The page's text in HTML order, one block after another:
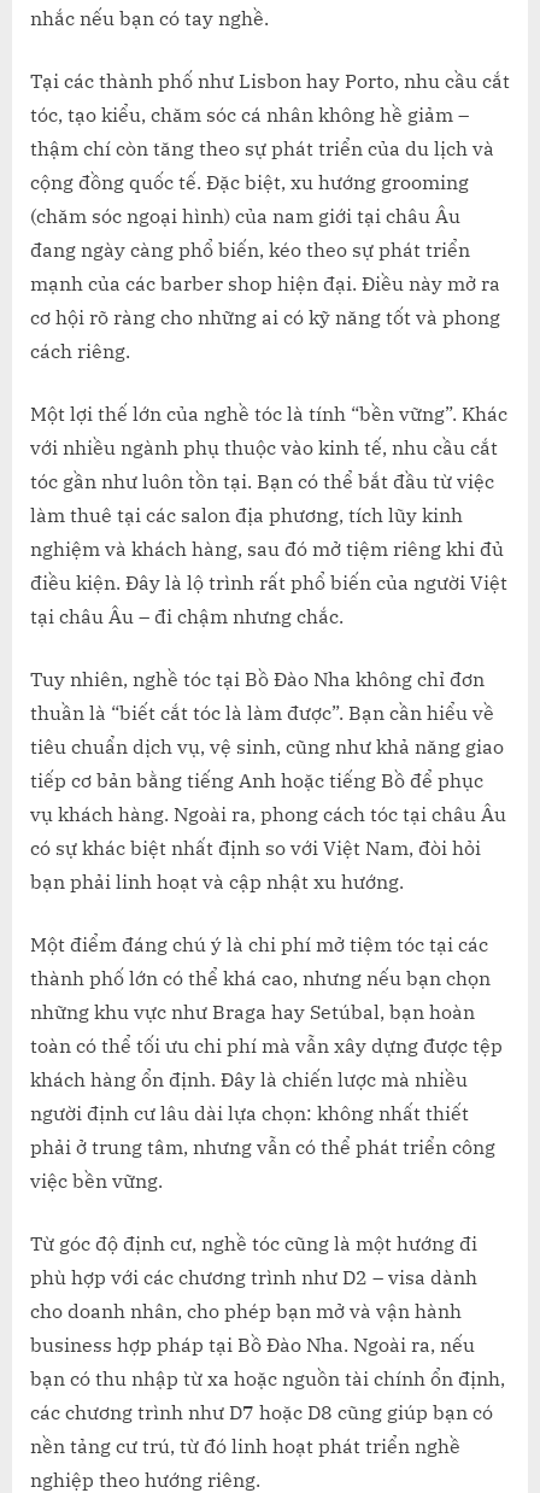
nhắc nếu bạn có tay nghề.
Tại các thành phố như Lisbon hay Porto, nhu cầu cắt
tóc, tạo kiểu, chăm sóc cá nhân không hề giảm –
thậm chí còn tăng theo sự phát triển của du lịch và
cộng đồng quốc tế. Đặc biệt, xu hướng grooming
(chăm sóc ngoại hình) của nam giới tại châu Âu
đang ngày càng phổ biến, kéo theo sự phát triển
mạnh của các barber shop hiện đại. Điều này mở ra
cơ hội rõ ràng cho những ai có kỹ năng tốt và phong
cách riêng.
Một lợi thế lớn của nghề tóc là tính “bền vững”. Khác
với nhiều ngành phụ thuộc vào kinh tế, nhu cầu cắt
tóc gần như luôn tồn tại. Bạn có thể bắt đầu từ việc
làm thuê tại các salon địa phương, tích lũy kinh
nghiệm và khách hàng, sau đó mở tiệm riêng khi đủ
điều kiện. Đây là lộ trình rất phổ biến của người Việt
tại châu Âu – đi chậm nhưng chắc.
Tuy nhiên, nghề tóc tại Bồ Đào Nha không chỉ đơn
thuần là “biết cắt tóc là làm được”. Bạn cần hiểu về
tiêu chuẩn dịch vụ, vệ sinh, cũng như khả năng giao
tiếp cơ bản bằng tiếng Anh hoặc tiếng Bồ để phục
vụ khách hàng. Ngoài ra, phong cách tóc tại châu Âu
có sự khác biệt nhất định so với Việt Nam, đòi hỏi
bạn phải linh hoạt và cập nhật xu hướng.
Một điểm đáng chú ý là chi phí mở tiệm tóc tại các
thành phố lớn có thể khá cao, nhưng nếu bạn chọn
những khu vực như Braga hay Setúbal, bạn hoàn
toàn có thể tối ưu chi phí mà vẫn xây dựng được tệp
khách hàng ổn định. Đây là chiến lược mà nhiều
người định cư lâu dài lựa chọn: không nhất thiết
phải ở trung tâm, nhưng vẫn có thể phát triển công
việc bền vững.
Từ góc độ định cư, nghề tóc cũng là một hướng đi
phù hợp với các chương trình như D2 – visa dành
cho doanh nhân, cho phép bạn mở và vận hành
business hợp pháp tại Bồ Đào Nha. Ngoài ra, nếu
bạn có thu nhập từ xa hoặc nguồn tài chính ổn định,
các chương trình như D7 hoặc D8 cũng giúp bạn có
nền tảng cư trú, từ đó linh hoạt phát triển nghề
nghiệp theo hướng riêng.